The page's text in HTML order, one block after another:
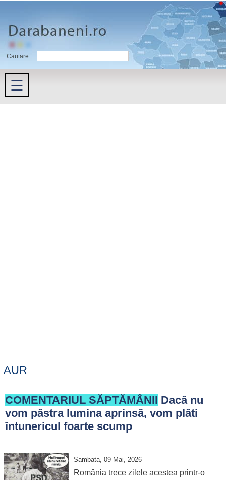
Cautare
☰
AUR
COMENTARIUL SĂPTĂMÂNII Dacă nu
vom păstra lumina aprinsă, vom plăti
întunericul foarte scump
Sambata, 09 Mai, 2026
România trece zilele acestea printr-o